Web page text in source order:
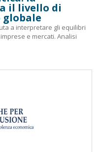
il livello di
globale
a interpretare gli equilibri
e mercati. Analisi